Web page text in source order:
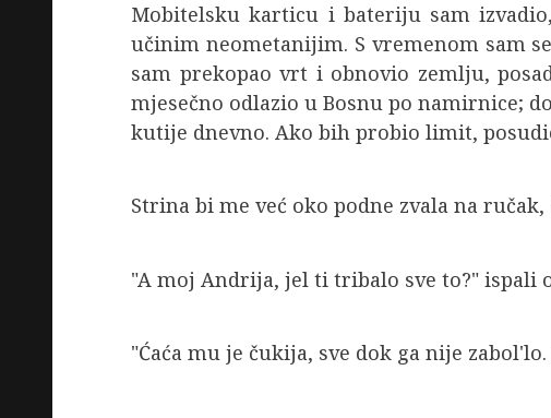
Mobitelsku karticu i bateriju sam
učinim neometanijim. S vremenom sam
sam prekopao vrt i obnovio zemlju,
mjesečno odlazio u Bosnu po namirnice;
kutije dnevno. Ako bih probio limit,
Strina bi me već oko podne zvala na
"A moj Andrija, jel ti tribalo sve to?" ispali
"Ćaća mu je čukija, sve dok ga nije